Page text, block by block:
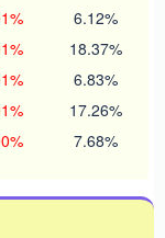
6.12%
18.37%
6.83%
17.26%
7.68%